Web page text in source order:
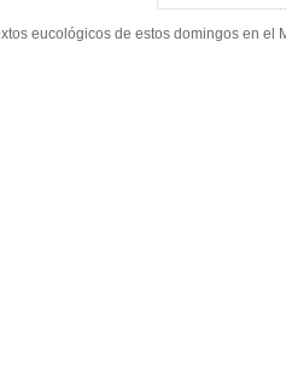
eucológicos de estos domingos en el